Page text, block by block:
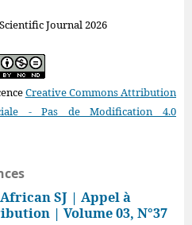
Journal 2026
Creative Commons Attribution
- Pas de Modification 4.0
African SJ | Appel à
| Volume 03, N°37